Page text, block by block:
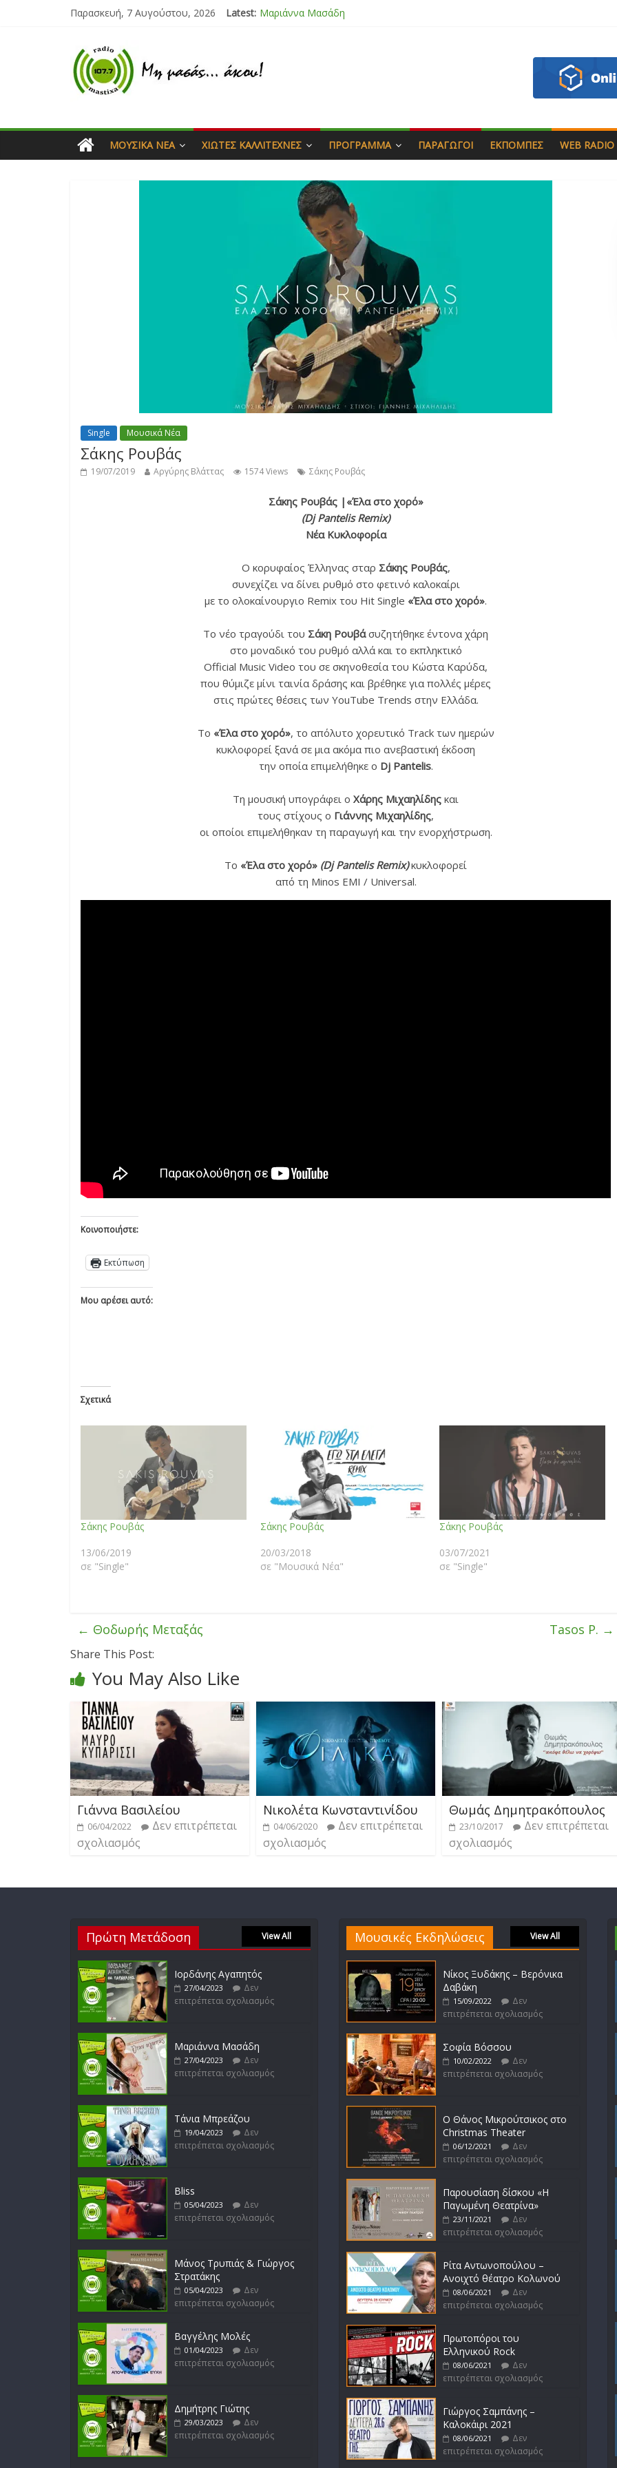
Παρασκευή, 7 Αυγούστου, 2026 Latest: Μαριάννα Μασάδη
Ιορδάνης Αγαπητός
ΜΟΥΣΙΚΆ ΝΈΑ ΧΙΏΤΕΣ ΚΑΛΛΙΤΈΧΝΕΣ ΠΡΌΓΡΑΜΜΑ ΠΑΡΑΓΩΓΟΊ ΕΚΠΟΜΠΈΣ WEB RADIO
Single Μουσικά Νέα
Σάκης Ρουβάς
19/07/2019 Αργύρης Βλάττας 1574 Views Σάκης Ρουβάς
Σάκης Ρουβάς |«Έλα στο χορό»
(Dj Pantelis Remix)
Νέα Κυκλοφορία
Ο κορυφαίος Έλληνας σταρ Σάκης Ρουβάς,
συνεχίζει να δίνει ρυθμό στο φετινό καλοκαίρι
με το ολοκαίνουργιο Remix του Hit Single «Έλα στο χορό».
Το νέο τραγούδι του Σάκη Ρουβάσυζητήθηκε έντονα χάρη
στο μοναδικό του ρυθμό αλλά και το εκπληκτικό
Official Music Video του σε σκηνοθεσία του Κώστα Καρύδα,
που θύμιζε μίνι ταινία δράσης και βρέθηκε για πολλές μέρες
στις πρώτες θέσεις των YouTube Trends στην Ελλάδα.
Το «Έλα στο χορό», το απόλυτο χορευτικό Track των ημερών
κυκλοφορεί ξανά σε μια ακόμα πιο ανεβαστική έκδοση
την οποία επιμελήθηκε ο Dj Pantelis.
Τη μουσική υπογράφει ο Χάρης Μιχαηλίδης και
τους στίχους ο Γιάννης Μιχαηλίδης,
οι οποίοι επιμελήθηκαν τη παραγωγή και την ενορχήστρωση.
Το «Έλα στο χορό» (Dj Pantelis Remix)κυκλοφορεί
από τη Minos EMI / Universal.
Κοινοποιήστε:
Εκτύπωση
Μου αρέσει αυτό:
Σχετικά
Σάκης Ρουβάς
13/06/2019
σε "Single"
Σάκης Ρουβάς
20/03/2018
σε "Μουσικά Νέα"
Σάκης Ρουβάς
03/07/2021
σε "Single"
← Θοδωρής Μεταξάς Tasos P. →
Share This Post:
You May Also Like
Γιάννα Βασιλείου
06/04/2022
Δεν επιτρέπεται
σχολιασμός
Νικολέτα Κωνσταντινίδου
04/06/2020
Δεν επιτρέπεται
σχολιασμός
Θωμάς Δημητρακόπουλος
23/10/2017
Δεν επιτρέπεται
σχολιασμός
Πρώτη Μετάδοση View All
Ιορδάνης Αγαπητός
27/04/2023
Δεν
επιτρέπεται σχολιασμός
Μαριάννα Μασάδη
27/04/2023
Δεν
επιτρέπεται σχολιασμός
Τάνια Μπρεάζου
19/04/2023
Δεν
επιτρέπεται σχολιασμός
Bliss
05/04/2023
Δεν
επιτρέπεται σχολιασμός
Μάνος Τρυπιάς & Γιώργος
Στρατάκης
05/04/2023
Δεν
επιτρέπεται σχολιασμός
Βαγγέλης Μολές
01/04/2023
Δεν
επιτρέπεται σχολιασμός
Δημήτρης Γιώτης
29/03/2023
Δεν
επιτρέπεται σχολιασμός
Μουσικές Εκδηλώσεις View All
Νίκος Ξυδάκης – Βερόνικα
Δαβάκη
15/09/2022
Δεν
επιτρέπεται σχολιασμός
Σοφία Βόσσου
10/02/2022
Δεν
επιτρέπεται σχολιασμός
Ο Θάνος Μικρούτσικος στο
Christmas Theater
06/12/2021
Δεν
επιτρέπεται σχολιασμός
Παρουσίαση δίσκου «Η
Παγωμένη Θεατρίνα»
23/11/2021
Δεν
επιτρέπεται σχολιασμός
Ρίτα Αντωνοπούλου –
Ανοιχτό θέατρο Κολωνού
08/06/2021
Δεν
επιτρέπεται σχολιασμός
Πρωτοπόροι του
Ελληνικού Rock
08/06/2021
Δεν
επιτρέπεται σχολιασμός
Γιώργος Σαμπάνης –
Καλοκάιρι 2021
08/06/2021
Δεν
επιτρέπεται σχολιασμός